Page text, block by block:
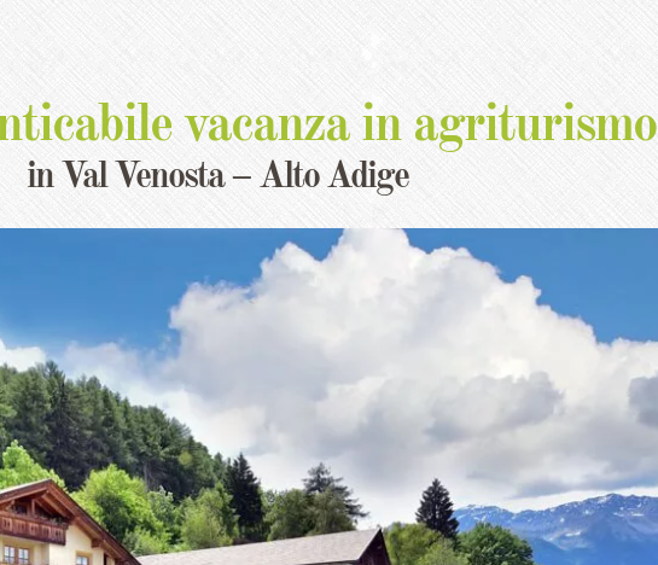
vacanza in agriturismo
in Val Venosta – Alto Adige